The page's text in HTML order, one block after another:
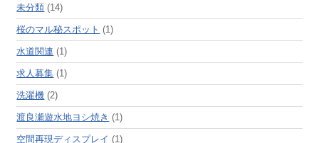
未分類 (14)
桜のマル秘スポット (1)
水道関連 (1)
求人募集 (1)
洗濯機 (2)
渡良瀬遊水地ヨシ焼き (1)
空間再現ディスプレイ (1)